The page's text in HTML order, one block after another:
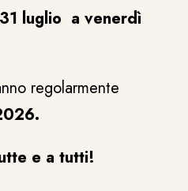
luglio a venerdì
regolarmente
e a tutti!